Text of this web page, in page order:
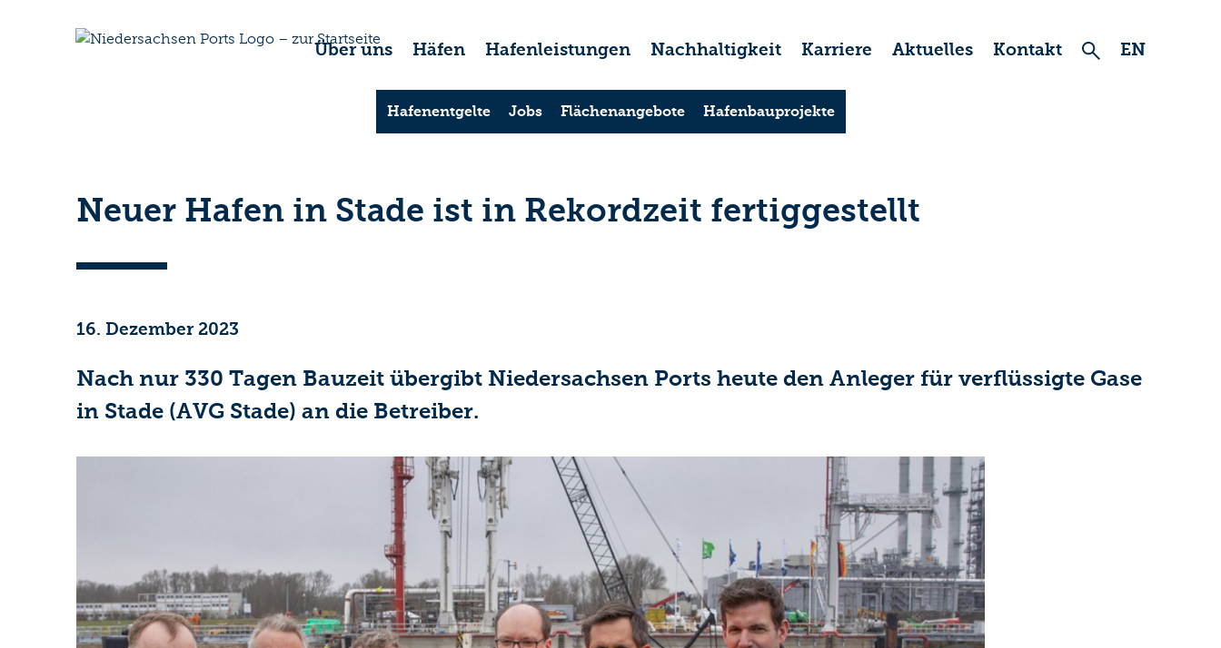
Über uns Häfen Hafenleistungen Nachhaltigkeit Karriere Aktuelles Kontakt EN
Hafenentgelte Jobs Flächenangebote Hafenbauprojekte
Neuer Hafen in Stade ist in Rekordzeit fertiggestellt
16. Dezember 2023
Nach nur 330 Tagen Bauzeit übergibt Niedersachsen Ports heute den Anleger für verflüssigte Gase
in Stade (AVG Stade) an die Betreiber.